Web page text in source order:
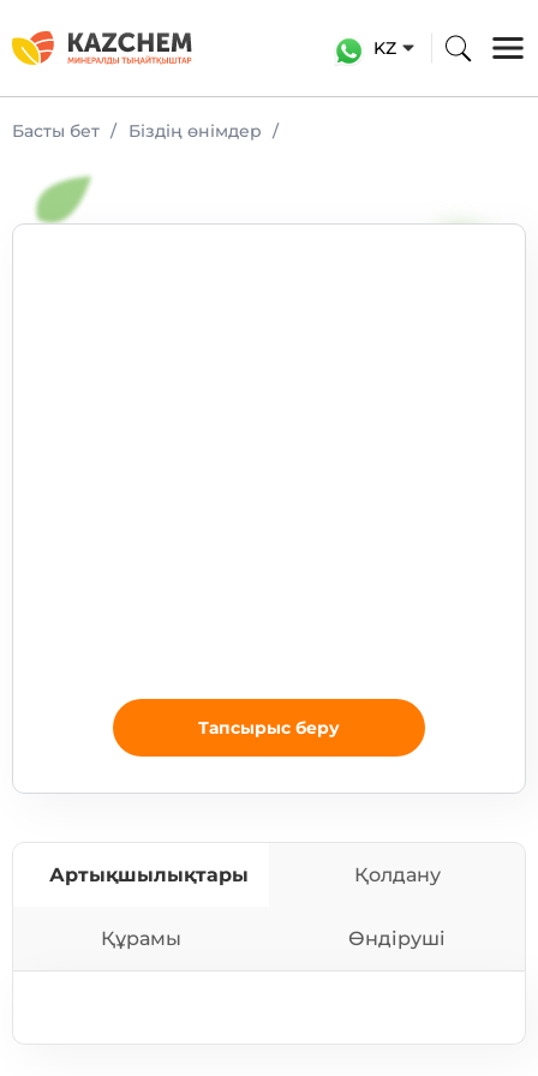
KZ
Басты бет Біздің өнімдер
Тапсырыс беру
Артықшылықтары Қолдану
Құрамы Өндіруші